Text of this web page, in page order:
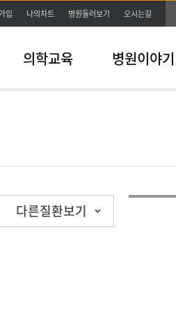
입 나의차트 병원둘러보기 오시는길
의학교육 병원이야기
다른질환보기